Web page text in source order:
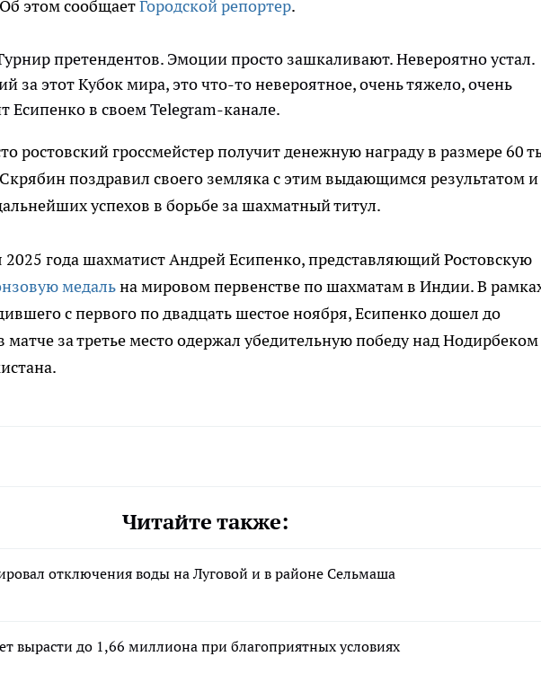
этом сообщаетГородской репортер.
претендентов. Эмоции просто зашкаливают. Невероятно устал.
за этот Кубок мира, это что-то невероятное, очень тяжело, очень
Есипенко в своем Telegram-канале.
ростовский гроссмейстер получит денежную награду в размере 60
поздравил своего земляка с этим выдающимся результатом и
успехов в борьбе за шахматный титул.
года шахматист Андрей Есипенко, представляющий Ростовскую
медальна мировом первенстве по шахматам в Индии. В
с первого по двадцать шестое ноября, Есипенко дошел до
матче за третье место одержал убедительную победу над Нодирбеком
Читайте также:
отключения воды на Луговой и в районе Сельмаша
вырасти до 1,66 миллиона при благоприятных условиях